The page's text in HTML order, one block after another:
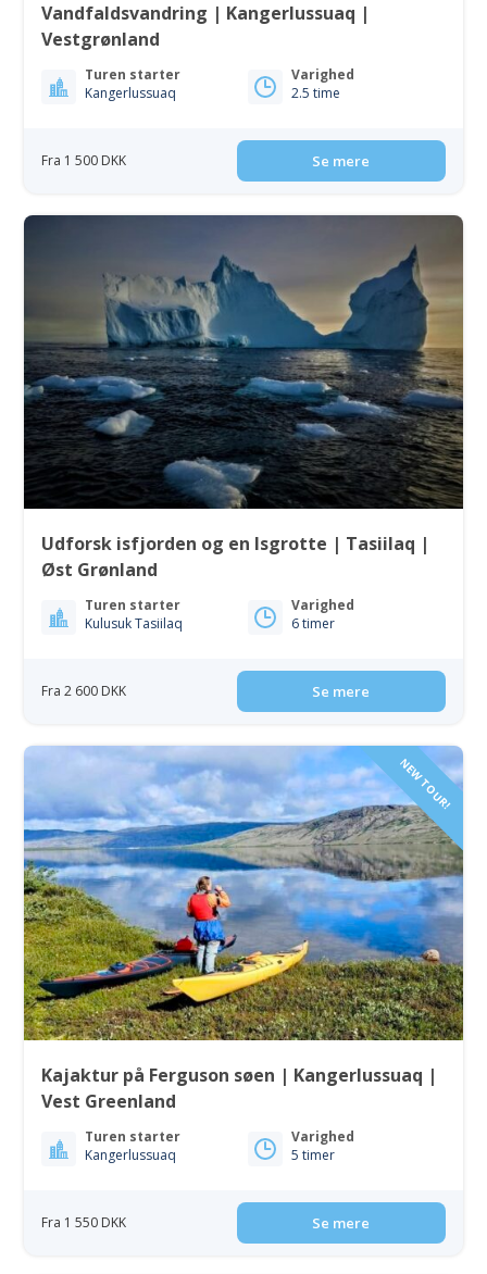
Vandfaldsvandring | Kangerlussuaq |
Vestgrønland
Turen starter
Kangerlussuaq
Varighed
2.5 time
Fra 1 500 DKK Se mere
Udforsk isfjorden og en Isgrotte | Tasiilaq |
Øst Grønland
Turen starter
Kulusuk Tasiilaq
Varighed
6 timer
Fra 2 600 DKK Se mere
NEW TOUR!
Kajaktur på Ferguson søen | Kangerlussuaq |
Vest Greenland
Turen starter
Kangerlussuaq
Varighed
5 timer
Fra 1 550 DKK Se mere